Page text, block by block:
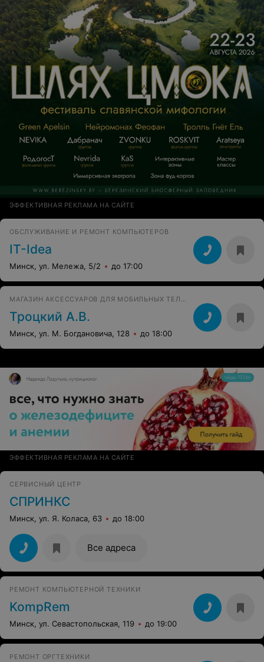
ЭФФЕКТИВНАЯ РЕКЛАМА НА САЙТЕ
ОБСЛУЖИВАНИЕ И РЕМОНТ КОМПЬЮТЕРОВ
IT-Idea
Минск, ул. Мележа, 5/2 до 17:00
МАГАЗИН АКСЕССУАРОВ ДЛЯ МОБИЛЬНЫХ ТЕЛЕФОНОВ
Троцкий А.В.
Минск, ул. М. Богдановича, 128 до 18:00
ЭФФЕКТИВНАЯ РЕКЛАМА НА САЙТЕ
СЕРВИСНЫЙ ЦЕНТР
СПРИНКС
Минск, ул. Я. Коласа, 63 до 18:00
Все адреса
РЕМОНТ КОМПЬЮТЕРНОЙ ТЕХНИКИ
KompRem
Минск, ул. Севастопольская, 119 до 19:00
РЕМОНТ ОРГТЕХНИКИ